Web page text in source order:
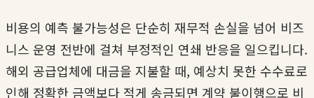
비용의 예측 불가능성은 단순히 재무적 손실을 넘어 비즈
니스 운영 전반에 걸쳐 부정적인 연쇄 반응을 일으킵니다.
해외 공급업체에 대금을 지불할 때, 예상치 못한 수수료로
인해 정확한 금액보다 적게 송금되면 계약 불이행으로 비